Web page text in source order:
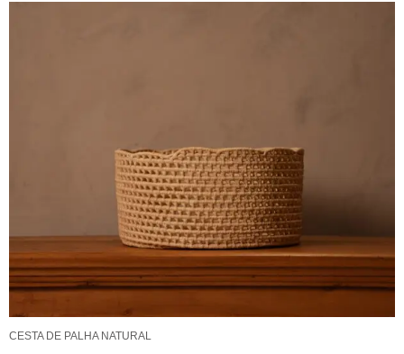
CESTA DE PALHA NATURAL